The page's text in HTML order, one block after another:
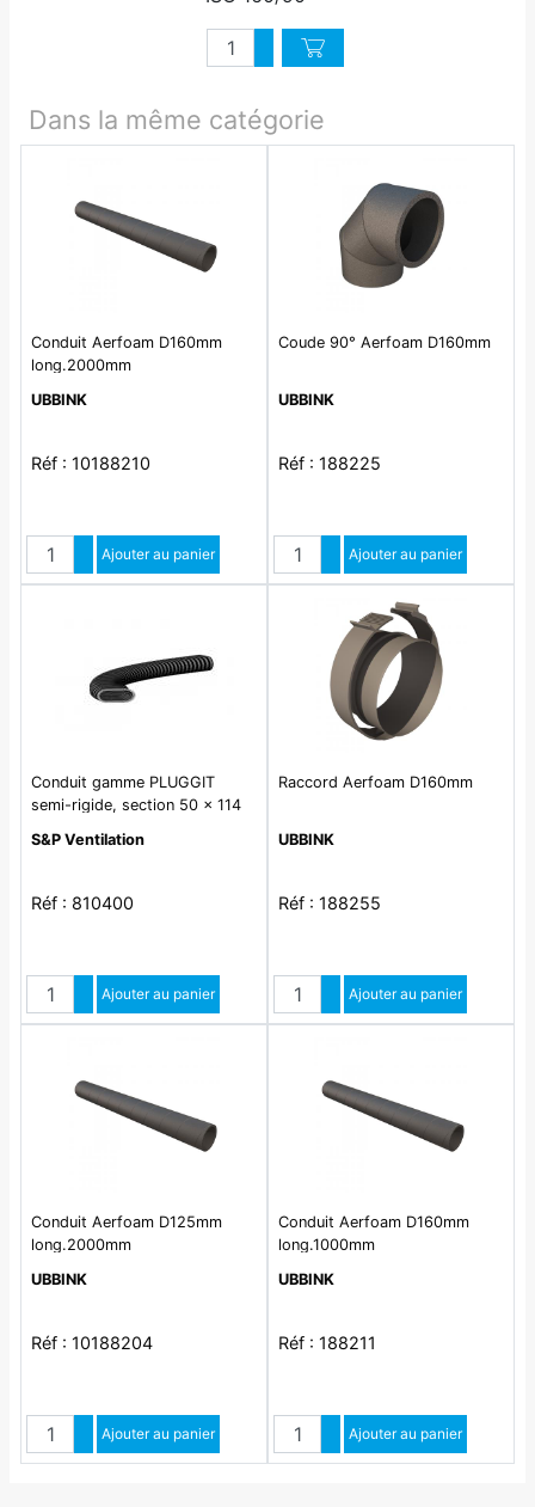
QuantitéAugmenter quantité
Diminuer quantité
Dans la même catégorie
Conduit Aerfoam D160mm
long.2000mm
UBBINK
Réf : 10188210
QuantitéAugmenter quantité
Diminuer quantité
Ajouter au panier
Coude 90° Aerfoam D160mm
UBBINK
Réf : 188225
QuantitéAugmenter quantité
Diminuer quantité
Ajouter au panier
Conduit gamme PLUGGIT
semi-rigide, section 50 x 114
CO50/25
S&P Ventilation
Réf : 810400
QuantitéAugmenter quantité
Diminuer quantité
Ajouter au panier
Raccord Aerfoam D160mm
UBBINK
Réf : 188255
QuantitéAugmenter quantité
Diminuer quantité
Ajouter au panier
Conduit Aerfoam D125mm
long.2000mm
UBBINK
Réf : 10188204
QuantitéAugmenter quantité
Diminuer quantité
Ajouter au panier
Conduit Aerfoam D160mm
long.1000mm
UBBINK
Réf : 188211
QuantitéAugmenter quantité
Diminuer quantité
Ajouter au panier